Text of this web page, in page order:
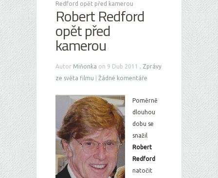
Redford opět před kamerou
Robert Redford
opět před
kamerou
Autor Miňonka on 9 Dub 2011 , Zprávy
ze světa filmu
Žádné komentáře
Poměrně
dlouhou
dobu se
snažil
Robert
Redford
natočit